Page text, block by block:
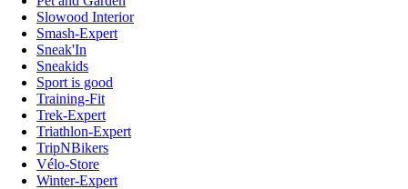
Slowood Interior
Smash-Expert
Sneak'In
Sneakids
Sport is good
Training-Fit
Trek-Expert
Triathlon-Expert
TripNBikers
Vélo-Store
Winter-Expert